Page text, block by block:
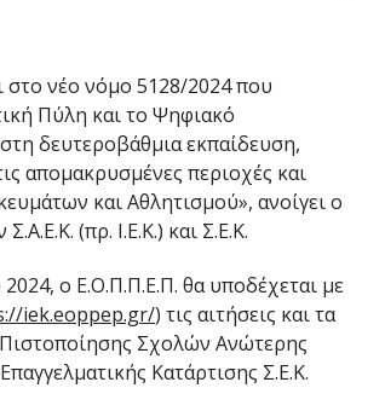
στο νέο νόμο 5128/2024 που
Πύλη και το Ψηφιακό
δευτεροβάθμια εκπαίδευση,
απομακρυσμένες περιοχές και
και Αθλητισμού», ανοίγει ο
(πρ. Ι.Ε.Κ.) και Σ.Ε.Κ.
ο Ε.Ο.Π.Π.Ε.Π. θα υποδέχεται με
iek.eoppep.gr/) τις αιτήσεις και τα
Πιστοποίησης Σχολών Ανώτερης
Κατάρτισης Σ.Ε.Κ.